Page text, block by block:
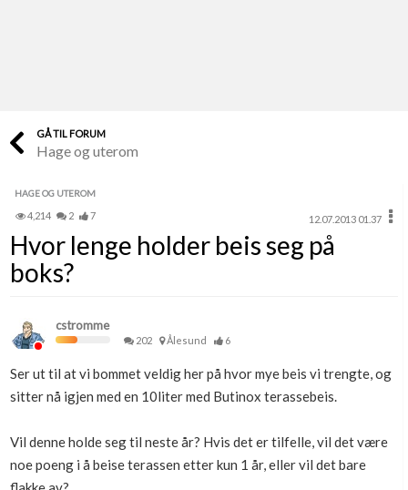
Finn håndverkere
Papirer som mangler
Skaff dokumentasjon som mangler
Se din bolig? Klikk her
Få mer ut av Boligmappa
GÅ TIL FORUM
Hage og uterom
HAGE OG UTEROM
4,214 2 7 12.07.2013 01.37
Hvor lenge holder beis seg på
boks?
cstromme
202 Ålesund 6
Ser ut til at vi bommet veldig her på hvor mye beis vi trengte, og
sitter nå igjen med en 10liter med Butinox terassebeis.
Vil denne holde seg til neste år? Hvis det er tilfelle, vil det være
noe poeng i å beise terassen etter kun 1 år, eller vil det bare